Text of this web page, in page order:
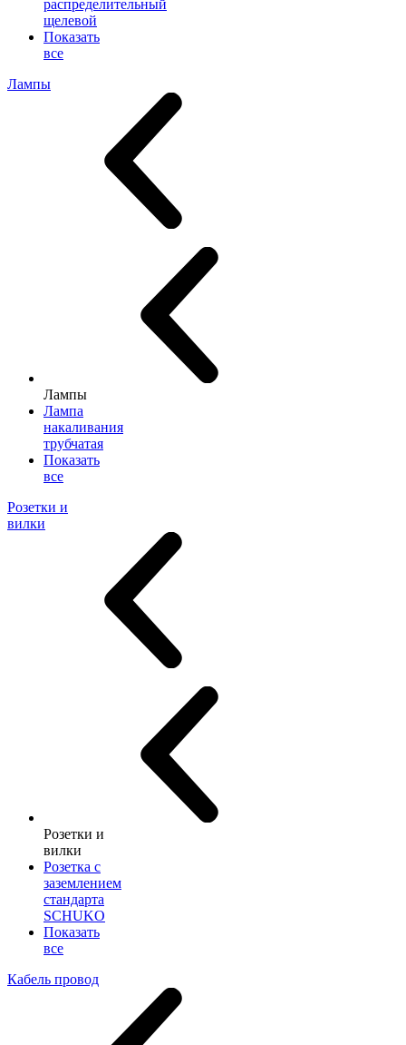
распределительный
щелевой
Показать
все
Лампы
Лампы
Лампа
накаливания
трубчатая
Показать
все
Розетки и
вилки
Розетки и
вилки
Розетка с
заземлением
стандарта
SCHUKO
Показать
все
Кабель провод